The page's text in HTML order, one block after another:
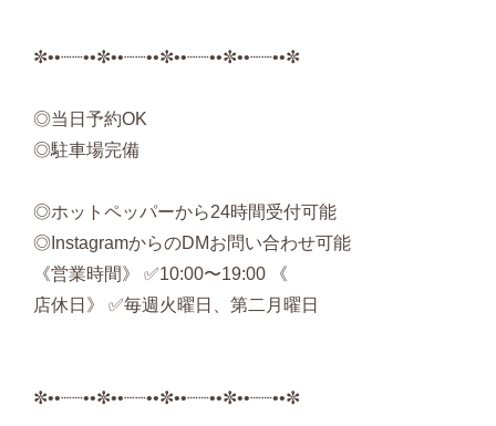
✼••┈┈••✼••┈┈••✼••┈┈••✼••┈┈••✼
◎当日予約OK
◎駐車場完備
◎ホットペッパーから24時間受付可能
◎InstagramからのDMお問い合わせ可能
《営業時間》 ✅10:00〜19:00 《
店休日》 ✅毎週火曜日、第二月曜日
✼••┈┈••✼••┈┈••✼••┈┈••✼••┈┈••✼